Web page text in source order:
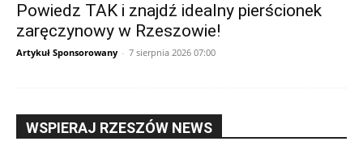
Powiedz TAK i znajdź idealny pierścionek
zaręczynowy w Rzeszowie!
Artykuł Sponsorowany - 7 sierpnia 2026 07:00
WSPIERAJ RZESZÓW NEWS